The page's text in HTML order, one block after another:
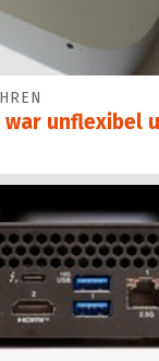
war unflexibel